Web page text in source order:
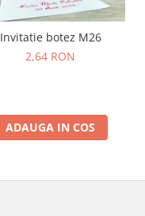
Invitatie botez M26
2,64 RON
ADAUGA IN COS